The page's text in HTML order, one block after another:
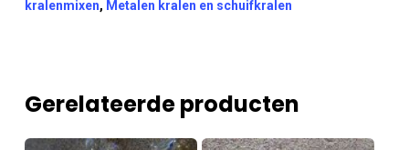
kralenmixen, Metalen kralen en schuifkralen
Gerelateerde producten